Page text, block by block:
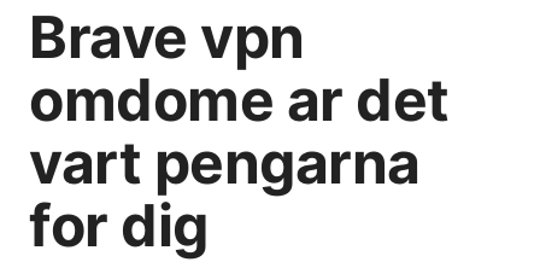
Brave vpn
omdome ar det
vart pengarna
for dig